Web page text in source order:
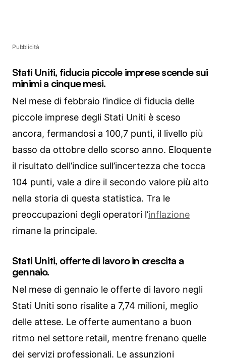
Pubblicità
Stati Uniti, fiducia piccole imprese scende sui
minimi a cinque mesi.
Nel mese di febbraio l’indice di fiducia delle
piccole imprese degli Stati Uniti è sceso
ancora, fermandosi a 100,7 punti, il livello più
basso da ottobre dello scorso anno. Eloquente
il risultato dell’indice sull’incertezza che tocca
104 punti, vale a dire il secondo valore più alto
nella storia di questa statistica. Tra le
preoccupazioni degli operatori l’inflazione
rimane la principale.
Stati Uniti, offerte di lavoro in crescita a
gennaio.
Nel mese di gennaio le offerte di lavoro negli
Stati Uniti sono risalite a 7,74 milioni, meglio
delle attese. Le offerte aumentano a buon
ritmo nel settore retail, mentre frenano quelle
dei servizi professionali. Le assunzioni